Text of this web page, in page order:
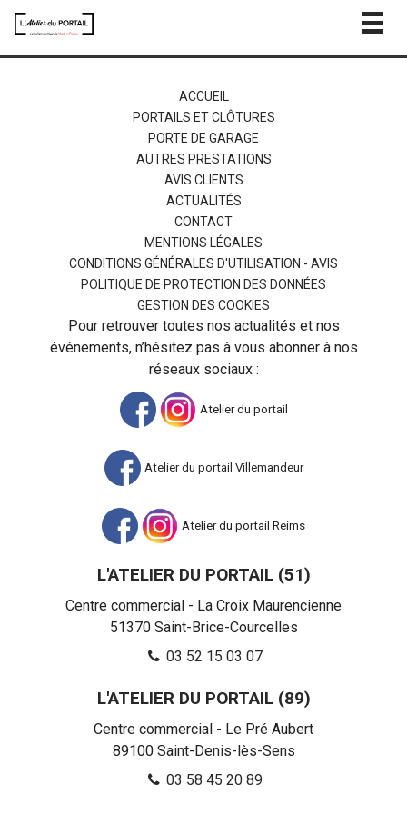
ACCUEIL
PORTAILS ET CLÔTURES
PORTE DE GARAGE
AUTRES PRESTATIONS
AVIS CLIENTS
ACTUALITÉS
CONTACT
MENTIONS LÉGALES
CONDITIONS GÉNÉRALES D'UTILISATION - AVIS
POLITIQUE DE PROTECTION DES DONNÉES
GESTION DES COOKIES
Pour retrouver toutes nos actualités et nos
événements, n’hésitez pas à vous abonner à nos
réseaux sociaux :
Atelier du portail
Atelier du portail Villemandeur
Atelier du portail Reims
L'ATELIER DU PORTAIL (51)
Centre commercial - La Croix Maurencienne
51370 Saint-Brice-Courcelles
03 52 15 03 07
L'ATELIER DU PORTAIL (89)
Centre commercial - Le Pré Aubert
89100 Saint-Denis-lès-Sens
03 58 45 20 89